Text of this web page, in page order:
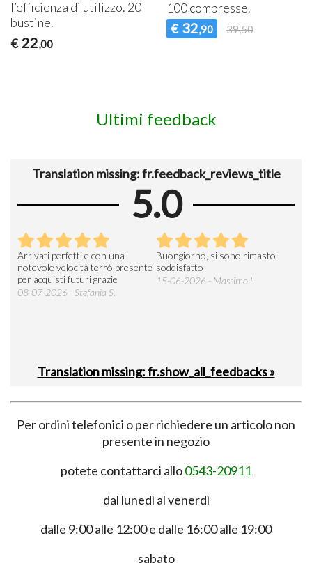
l’efficienza di utilizzo. 20
bustine.
€ 22,00
100 compresse.
€ 32,90 39,50
Ultimi feedback
Translation missing: fr.feedback_reviews_title
5.0
Arrivati perfetti e con una
notevole velocità terrò presente
per acquisti futuri grazie
08-07-2026 - Stefania S.
Buongiorno, si sono rimasto
soddisfatto
15-06-2026 - Massimo L.
Translation missing: fr.show_all_feedbacks »
Per ordini telefonici o per richiedere un articolo non
presente in negozio
potete contattarci allo0543-20911
dal lunedì al venerdì
dalle 9:00 alle 12:00 e dalle 16:00 alle 19:00
sabato